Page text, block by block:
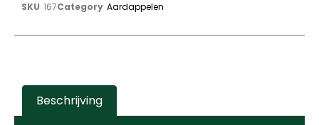
SKU 167Category Aardappelen
Beschrijving